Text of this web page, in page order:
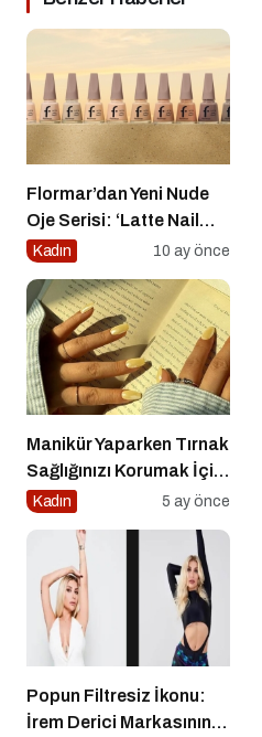
Flormar’dan Yeni Nude
Oje Serisi: ‘Latte Nail
Enamel’ ile Zamansız
Tırnaklarında!
Kadın 10 ay önce
Manikür Yaparken Tırnak
Sağlığınızı Korumak İçin
Asla Unutmamanız
Kadın 5 ay önce
Popun Filtresiz İkonu:
İrem Derici Markasının